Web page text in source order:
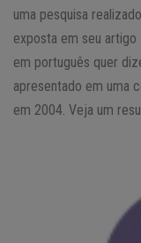
uma pesquisa
exposta em seu artigo
em português quer
apresentado em uma
em 2004. Veja um